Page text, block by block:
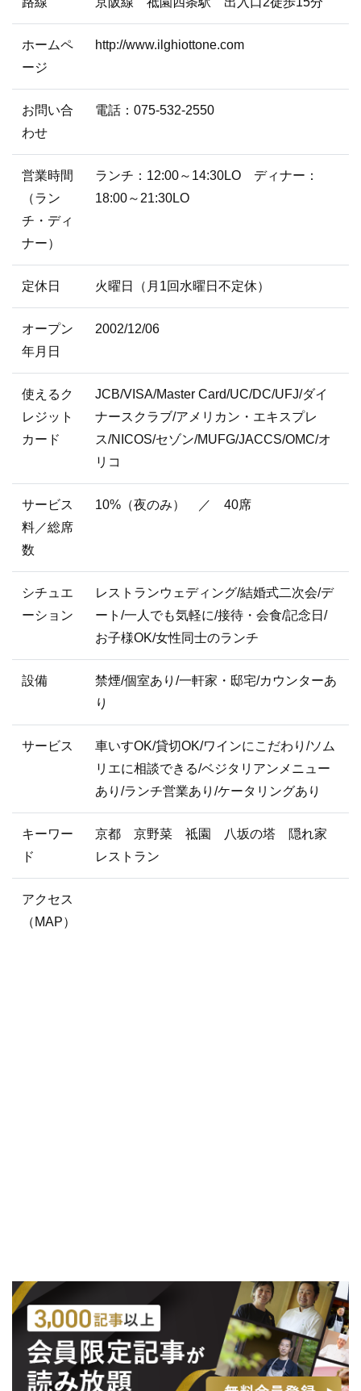
ホームペ
ージ
http://www.ilghiottone.com
お問い合
わせ
電話：075-532-2550
営業時間
（ラン
チ・ディ
ナー）
ランチ：12:00～14:30LO ディナー：
18:00～21:30LO
定休日 火曜日（月1回水曜日不定休）
オープン
年月日
2002/12/06
使えるク
レジット
カード
JCB/VISA/Master Card/UC/DC/UFJ/ダイ
ナースクラブ/アメリカン・エキスプレ
ス/NICOS/セゾン/MUFG/JACCS/OMC/オ
リコ
サービス
料／総席
数
10%（夜のみ） ／ 40席
シチュエ
ーション
レストランウェディング/結婚式二次会/デ
ート/一人でも気軽に/接待・会食/記念日/
お子様OK/女性同士のランチ
設備
禁煙/個室あり/一軒家・邸宅/カウンターあ
り
サービス
車いすOK/貸切OK/ワインにこだわり/ソム
リエに相談できる/ベジタリアンメニュー
あり/ランチ営業あり/ケータリングあり
キーワー
ド
京都 京野菜 祗園 八坂の塔 隠れ家
レストラン
アクセス
（MAP）